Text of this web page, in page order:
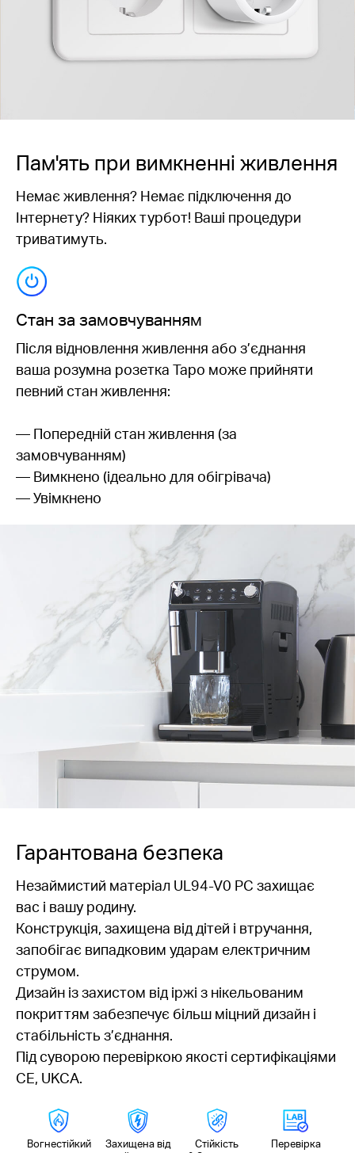
Пам'ять при вимкненні живлення
Немає живлення? Немає підключення до
Інтернету? Ніяких турбот! Ваші процедури
триватимуть.
Стан за замовчуванням
Після відновлення живлення або з’єднання
ваша розумна розетка Tapo може прийняти
певний стан живлення:
— Попередній стан живлення (за
замовчуванням)
— Вимкнено (ідеально для обігрівача)
— Увімкнено
Гарантована безпека
Незаймистий матеріал UL94-V0 PC захищає
вас і вашу родину.
Конструкція, захищена від дітей і втручання,
запобігає випадковим ударам електричним
струмом.
Дизайн із захистом від іржі з нікельованим
покриттям забезпечує більш міцний дизайн і
стабільність з’єднання.
Під суворою перевіркою якості сертифікаціями
CE, UKCA.
Вогнестійкий
Захищена від
Стійкість
Перевірка